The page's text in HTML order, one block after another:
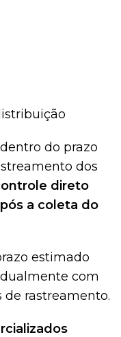
do prazo
dos
direto
a coleta do
estimado
com
de rastreamento.